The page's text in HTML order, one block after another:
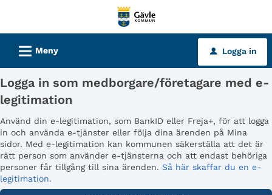
tjänster
Gävle
kommun
L Meny u Logga in
Logga in som medborgare/företagare med e-
legitimation
Använd din e-legitimation, som BankID eller Freja+, för att logga
in och använda e-tjänster eller följa dina ärenden på Mina
sidor. Med e-legitimation kan kommunen säkerställa att det är
rätt person som använder e-tjänsterna och att endast behöriga
personer får tillgång till sina ärenden. Så här skaffar du en e-
legitimation.